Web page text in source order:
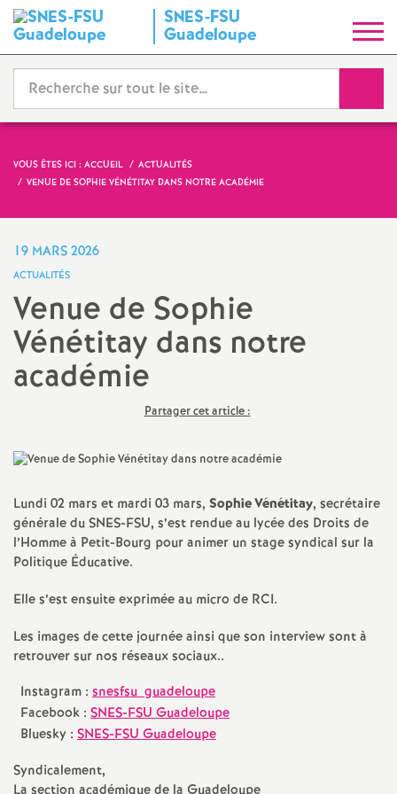
SNES-FSU
Guadeloupe
y
n
i
t
i
VOUS ÊTES ICI : ACCUEIL
ACTUALITÉS
VENUE DE SOPHIE VÉNÉTITAY DANS NOTRE ACADÉMIE
19 MARS 2026
ACTUALITÉS
Venue de Sophie
Vénétitay dans notre
académie
Partager cet article :
Lundi 02 mars et mardi 03 mars, Sophie Vénétitay, secrétaire
générale du SNES-FSU, s’est rendue au lycée des Droits de
l’Homme à Petit-Bourg pour animer un stage syndical sur la
Politique Éducative.
Elle s’est ensuite exprimée au micro de RCI.
Les images de cette journée ainsi que son interview sont à
retrouver sur nos réseaux sociaux..
Instagram : snesfsu_guadeloupe
Facebook : SNES-FSU Guadeloupe
Bluesky : SNES-FSU Guadeloupe
Syndicalement,